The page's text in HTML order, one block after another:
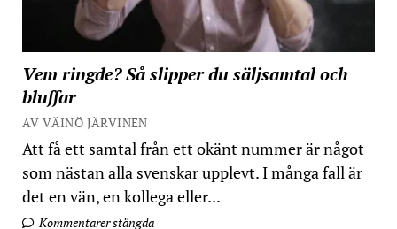
Vem ringde? Så slipper du säljsamtal och
bluffar
AV VÄINÖ JÄRVINEN
Att få ett samtal från ett okänt nummer är något
som nästan alla svenskar upplevt. I många fall är
det en vän, en kollega eller...
Kommentarer stängda